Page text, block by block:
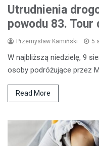
Utrudnienia
powodu 83. Tour
Przemysław Kamiński 5
W najbliższą niedzielę, 9
osoby podróżujące przez
Read More